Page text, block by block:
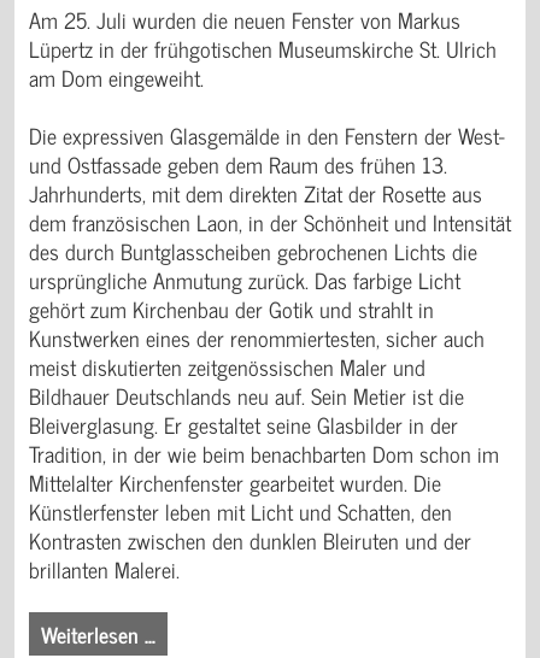
Am 25. Juli wurden die neuen Fenster von Markus
Lüpertz in der frühgotischen Museumskirche St. Ulrich
am Dom eingeweiht.
Die expressiven Glasgemälde in den Fenstern der West-
und Ostfassade geben dem Raum des frühen 13.
Jahrhunderts, mit dem direkten Zitat der Rosette aus
dem französischen Laon, in der Schönheit und Intensität
des durch Buntglasscheiben gebrochenen Lichts die
ursprüngliche Anmutung zurück. Das farbige Licht
gehört zum Kirchenbau der Gotik und strahlt in
Kunstwerken eines der renommiertesten, sicher auch
meist diskutierten zeitgenössischen Maler und
Bildhauer Deutschlands neu auf. Sein Metier ist die
Bleiverglasung. Er gestaltet seine Glasbilder in der
Tradition, in der wie beim benachbarten Dom schon im
Mittelalter Kirchenfenster gearbeitet wurden. Die
Künstlerfenster leben mit Licht und Schatten, den
Kontrasten zwischen den dunklen Bleiruten und der
brillanten Malerei.
Weiterlesen …